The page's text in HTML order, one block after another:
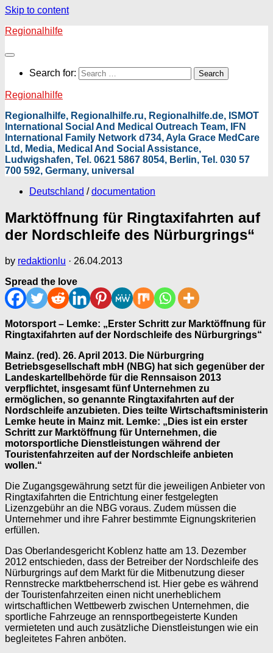
Skip to content
Regionalhilfe
Search for:
Regionalhilfe
Regionalhilfe, Regionalhilfe.ru, Regionalhilfe.de, ISMOT
International Social And Medical Outreach Team, IFN
International Family Network d734, Ayla Grace MedCare
Ltd, Media, Medical And Social Assistance,
Ludwigshafen, Tel. 0621 5867 8054, Berlin, Tel. 030 57
700 592, Germany, universal
Deutschland / documentation
Marktöffnung für Ringtaxifahrten auf
der Nordschleife des Nürburgrings“
by redaktionlu · 26.04.2013
Spread the love
Motorsport – Lemke: „Erster Schritt zur Marktöffnung für
Ringtaxifahrten auf der Nordschleife des Nürburgrings“
Mainz. (red). 26. April 2013. Die Nürburgring
Betriebsgesellschaft mbH (NBG) hat sich gegenüber der
Landeskartellbehörde für die Rennsaison 2013
verpflichtet, insgesamt fünf Unternehmen zu
ermöglichen, so genannte Ringtaxifahrten auf der
Nordschleife anzubieten. Dies teilte Wirtschaftsministerin
Lemke heute in Mainz mit. Lemke: „Dies ist ein erster
Schritt zur Marktöffnung für Unternehmen, die
motorsportliche Dienstleistungen während der
Touristenfahrzeiten auf der Nordschleife anbieten
wollen.“
Die Zugangsgewährung setzt für die jeweiligen Anbieter von
Ringtaxifahrten die Entrichtung einer festgelegten
Lizenzgebühr an die NBG voraus. Zudem müssen die
Unternehmer und ihre Fahrer bestimmte Eignungskriterien
erfüllen.
Das Oberlandesgericht Koblenz hatte am 13. Dezember
2012 entschieden, dass der Betreiber der Nordschleife des
Nürburgrings auf dem Markt für die Mitbenutzung dieser
Rennstrecke marktbeherrschend ist. Hier gebe es während
der Touristenfahrzeiten einen nicht unerheblichem
wirtschaftlichen Wettbewerb zwischen Unternehmen, die
sportliche Fahrzeuge an rennsportbegeisterte Kunden
vermieteten und auch zusätzliche Dienstleistungen wie ein
begleitetes Fahren anböten.